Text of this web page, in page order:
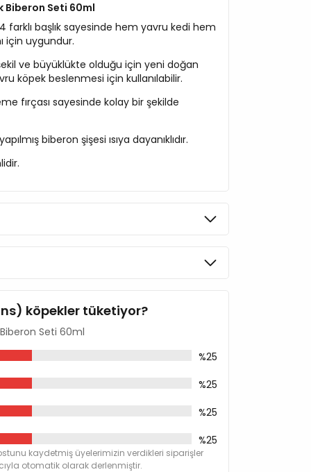
Biberon Seti 60ml
farklı başlık sayesinde hem yavru kedi hem
için uygundur.
ve büyüklükte olduğu için yeni doğan
köpek beslenmesi için kullanılabilir.
fırçası sayesinde kolay bir şekilde
biberon şişesi ısıya dayanıklıdır.
köpekler tüketiyor?
Seti 60ml
%25
%25
%25
%25
kaydetmiş üyelerimizin verdikleri siparişler
otomatik olarak derlenmiştir.